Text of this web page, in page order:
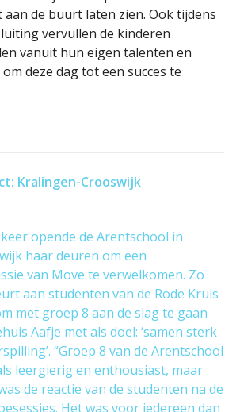
de buurt laten zien. Ook tijdens
vervullen de kinderen
vanuit hun eigen talenten en
deze dag tot een succes te
Kralingen-Crooswijk
opende de Arentschool in
haar deuren om een
van Move te verwelkomen. Zo
aan studenten van de Rode Kruis
met groep 8 aan de slag te gaan
Aafje met als doel: ‘samen sterk
“Groep 8 van de Arentschool
leergierig en enthousiast, maar
de reactie van de studenten na de
Het was voor iedereen dan